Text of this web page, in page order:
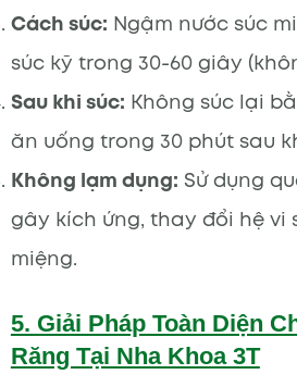
Cách súc: Ngậm nước súc
súc kỹ trong 30-60 giây
Sau khi súc: Không súc lại
ăn uống trong 30 phút sau
Không lạm dụng: Sử dụng
gây kích ứng, thay đổi hệ vi
miệng.
5. Giải Pháp Toàn Diện
Răng Tại Nha Khoa 3T